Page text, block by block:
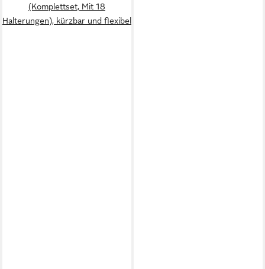
(Komplettset, Mit 18
Halterungen), kürzbar und flexibel